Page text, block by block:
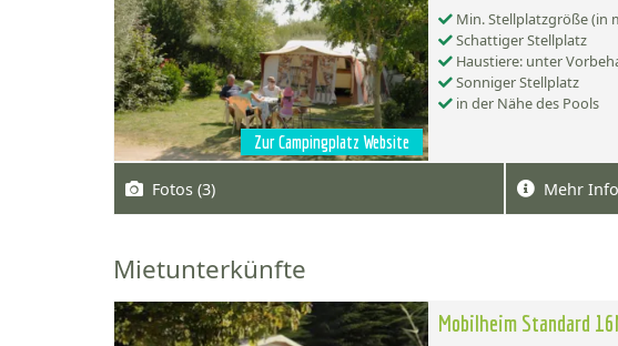
Zur Campingplatz Website
Min. Stellplatzgröße (in
Schattiger Stellplatz
Haustiere: unter
Sonniger Stellplatz
in der Nähe des Pools
Fotos (3) Mehr
Mietunterkünfte
Mobilheim Standard